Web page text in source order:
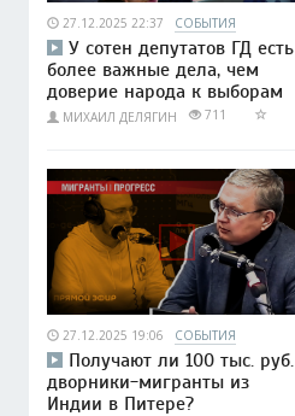
27.12.2025 22:37 СОБЫТИЯ
У сотен депутатов ГД есть
более важные дела, чем
доверие народа к выборам
МИХАИЛ ДЕЛЯГИН 711
27.12.2025 19:06 СОБЫТИЯ
Получают ли 100 тыс. руб.
дворники-мигранты из
Индии в Питере?